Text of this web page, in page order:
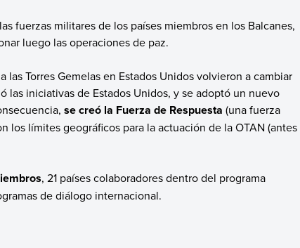
fuerzas militares de los países miembros en los Balcanes,
luego las operaciones de paz.
las Torres Gemelas en Estados Unidos volvieron a cambiar
las iniciativas de Estados Unidos, y se adoptó un nuevo
se creó la Fuerza de Respuesta (una fuerza
los límites geográficos para la actuación de la OTAN (antes
, 21 países colaboradores dentro del programa
de diálogo internacional.